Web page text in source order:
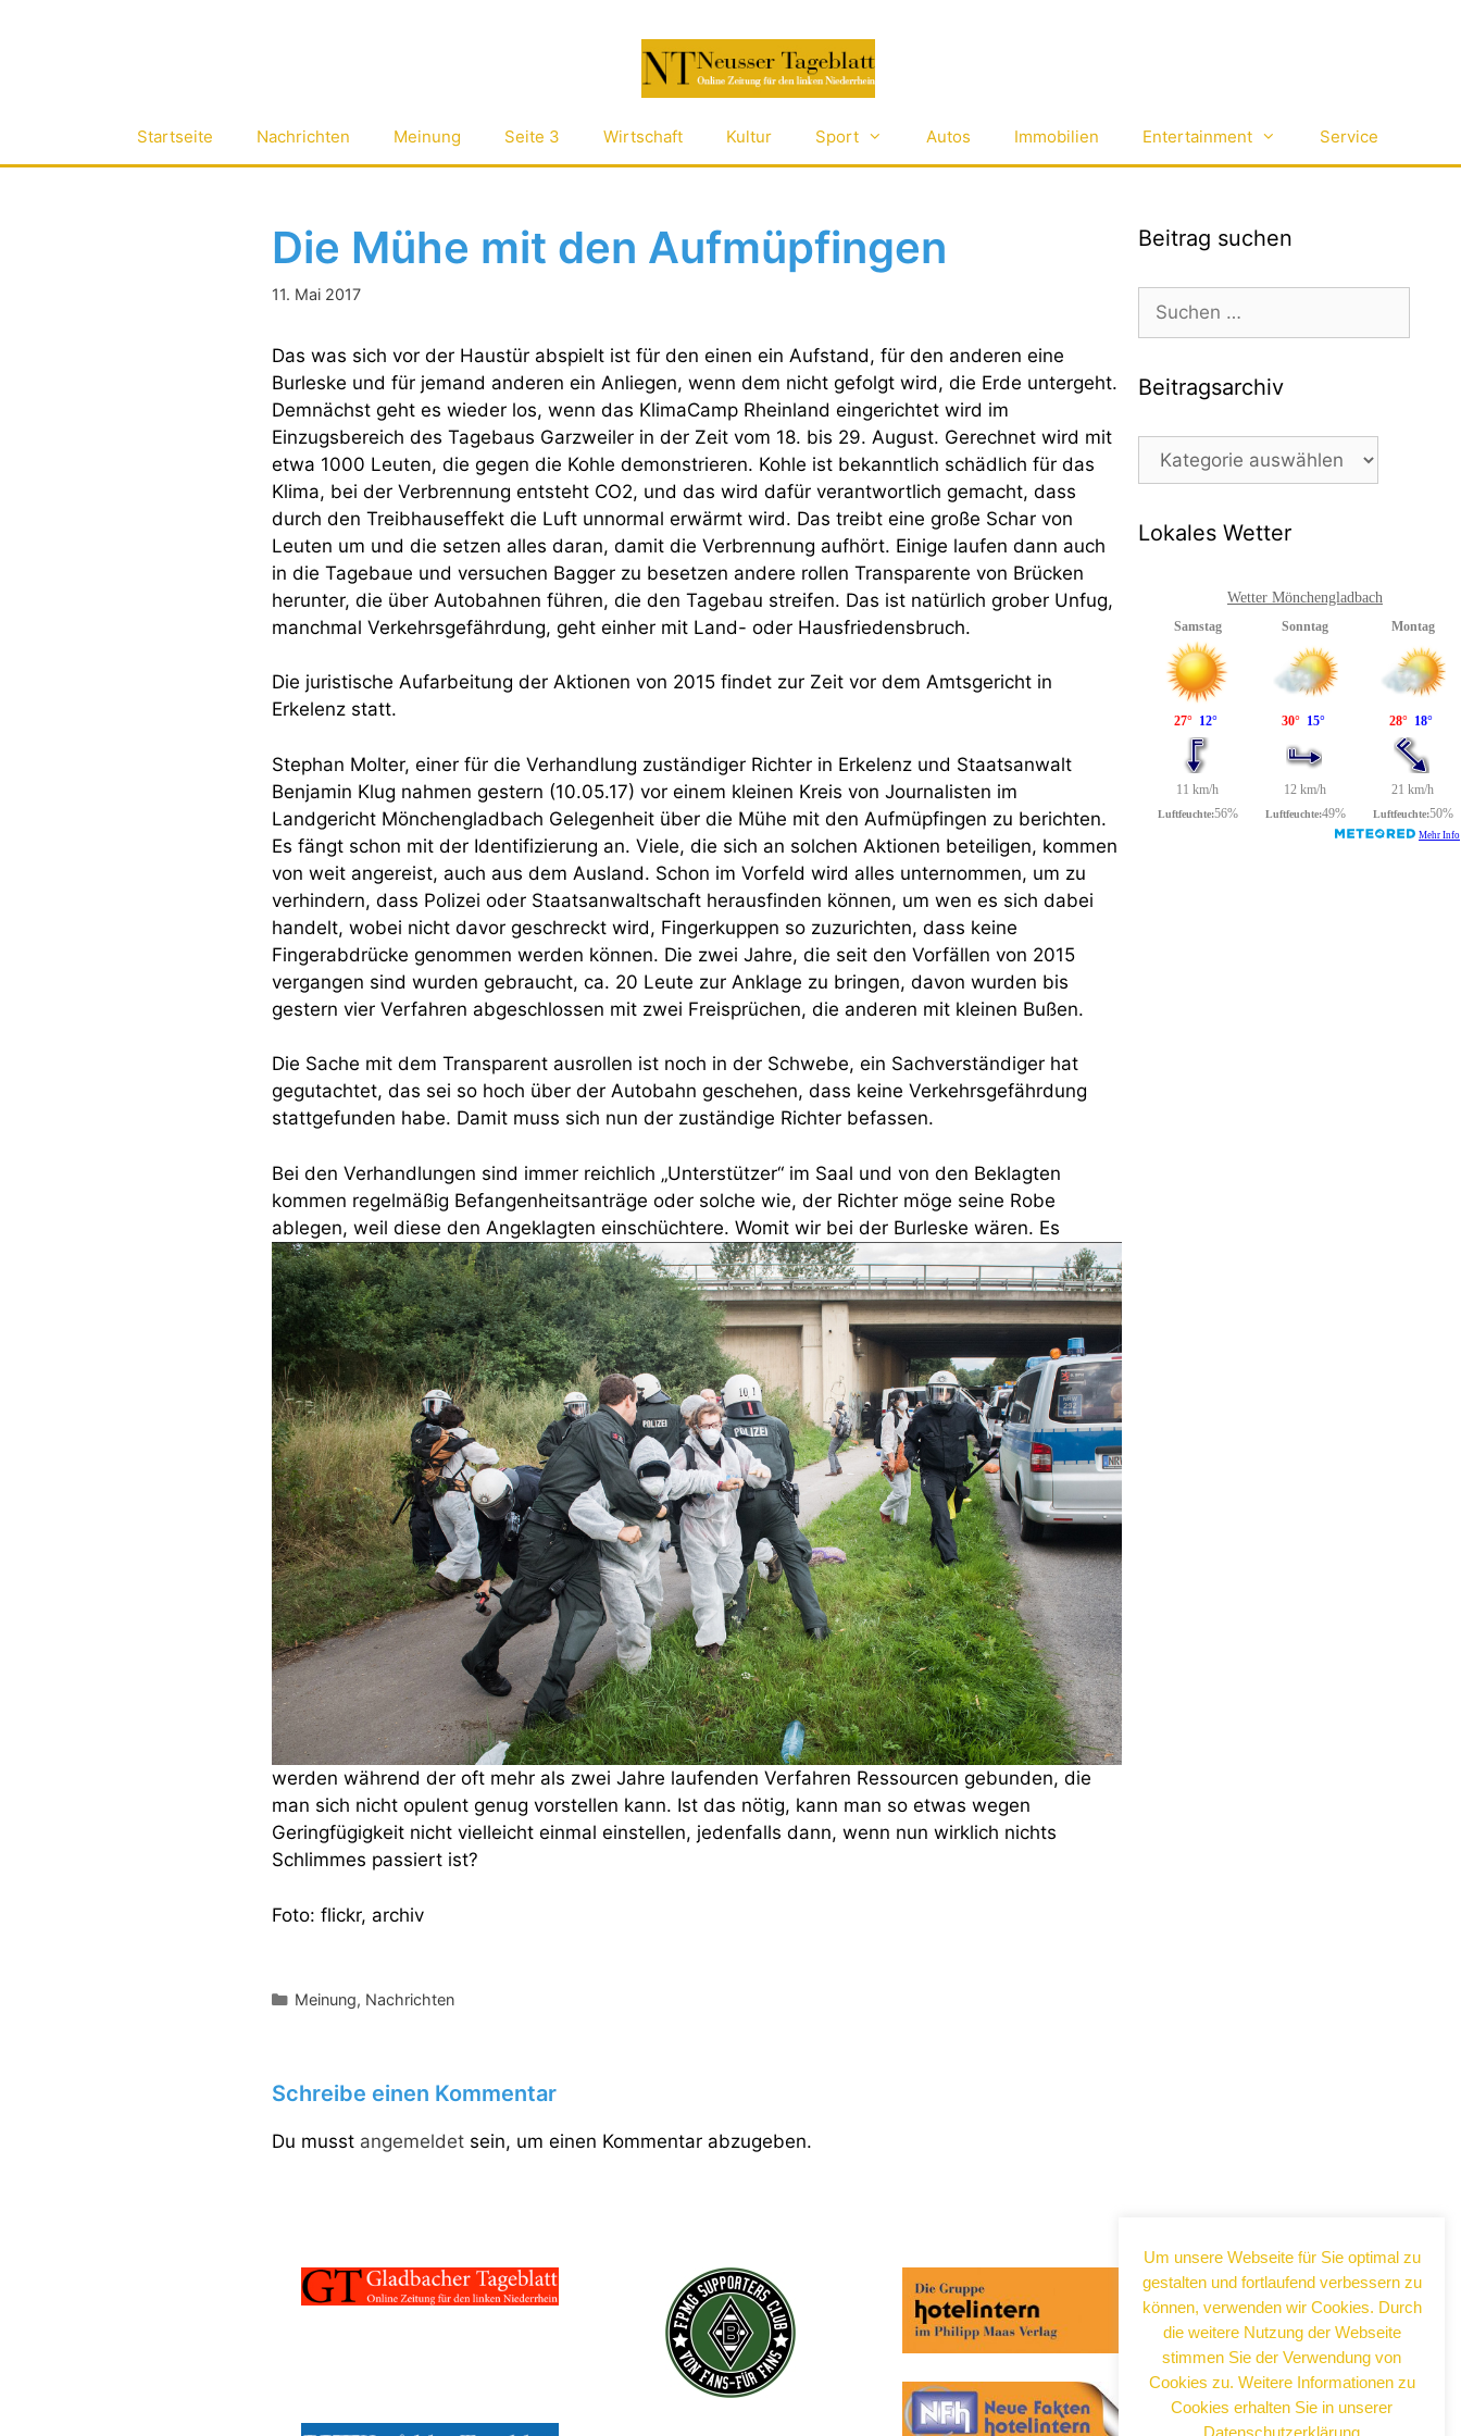
Startseite Nachrichten Meinung Seite 3 Wirtschaft Kultur Sport Autos Immobilien Entertainment Service
Die Mühe mit den Aufmüpfingen
11. Mai 2017
Das was sich vor der Haustür abspielt ist für den einen ein Aufstand, für den anderen eine
Burleske und für jemand anderen ein Anliegen, wenn dem nicht gefolgt wird, die Erde untergeht.
Demnächst geht es wieder los, wenn das KlimaCamp Rheinland eingerichtet wird im
Einzugsbereich des Tagebaus Garzweiler in der Zeit vom 18. bis 29. August. Gerechnet wird mit
etwa 1000 Leuten, die gegen die Kohle demonstrieren. Kohle ist bekanntlich schädlich für das
Klima, bei der Verbrennung entsteht CO2, und das wird dafür verantwortlich gemacht, dass
durch den Treibhauseffekt die Luft unnormal erwärmt wird. Das treibt eine große Schar von
Leuten um und die setzen alles daran, damit die Verbrennung aufhört. Einige laufen dann auch
in die Tagebaue und versuchen Bagger zu besetzen andere rollen Transparente von Brücken
herunter, die über Autobahnen führen, die den Tagebau streifen. Das ist natürlich grober Unfug,
manchmal Verkehrsgefährdung, geht einher mit Land- oder Hausfriedensbruch.
Die juristische Aufarbeitung der Aktionen von 2015 findet zur Zeit vor dem Amtsgericht in
Erkelenz statt.
Stephan Molter, einer für die Verhandlung zuständiger Richter in Erkelenz und Staatsanwalt
Benjamin Klug nahmen gestern (10.05.17) vor einem kleinen Kreis von Journalisten im
Landgericht Mönchengladbach Gelegenheit über die Mühe mit den Aufmüpfingen zu berichten.
Es fängt schon mit der Identifizierung an. Viele, die sich an solchen Aktionen beteiligen, kommen
von weit angereist, auch aus dem Ausland. Schon im Vorfeld wird alles unternommen, um zu
verhindern, dass Polizei oder Staatsanwaltschaft herausfinden können, um wen es sich dabei
handelt, wobei nicht davor geschreckt wird, Fingerkuppen so zuzurichten, dass keine
Fingerabdrücke genommen werden können. Die zwei Jahre, die seit den Vorfällen von 2015
vergangen sind wurden gebraucht, ca. 20 Leute zur Anklage zu bringen, davon wurden bis
gestern vier Verfahren abgeschlossen mit zwei Freisprüchen, die anderen mit kleinen Bußen.
Die Sache mit dem Transparent ausrollen ist noch in der Schwebe, ein Sachverständiger hat
gegutachtet, das sei so hoch über der Autobahn geschehen, dass keine Verkehrsgefährdung
stattgefunden habe. Damit muss sich nun der zuständige Richter befassen.
Bei den Verhandlungen sind immer reichlich „Unterstützer“ im Saal und von den Beklagten
kommen regelmäßig Befangenheitsanträge oder solche wie, der Richter möge seine Robe
ablegen, weil diese den Angeklagten einschüchtere. Womit wir bei der Burleske wären. Es
werden während der oft mehr als zwei Jahre laufenden Verfahren Ressourcen gebunden, die
man sich nicht opulent genug vorstellen kann. Ist das nötig, kann man so etwas wegen
Geringfügigkeit nicht vielleicht einmal einstellen, jedenfalls dann, wenn nun wirklich nichts
Schlimmes passiert ist?
Foto: flickr, archiv
Wenn Sie noch mehr wissen wollen,
tragen Sie sich ein für einen kostenlosen
Newsletter und erhalten Sie vertiefende
Infos zu gesellschaftlichen
Entwicklungen, Kulinarik, Kunst und Kultur
in Neuss!
Kategorien
Meinung, Nachrichten
Schreibe einen Kommentar
Du musst angemeldetsein, um einen Kommentar abzugeben.
Beitrag suchen
Suchen
nach:
Beitragsarchiv
Beitragsarchiv
Lokales Wetter
Wetter Mönchengladbach
Um unsere Webseite für Sie optimal zu
gestalten und fortlaufend verbessern zu
können, verwenden wir Cookies. Durch
die weitere Nutzung der Webseite
stimmen Sie der Verwendung von
Cookies zu. Weitere Informationen zu
Cookies erhalten Sie in unserer
Datenschutzerklärung